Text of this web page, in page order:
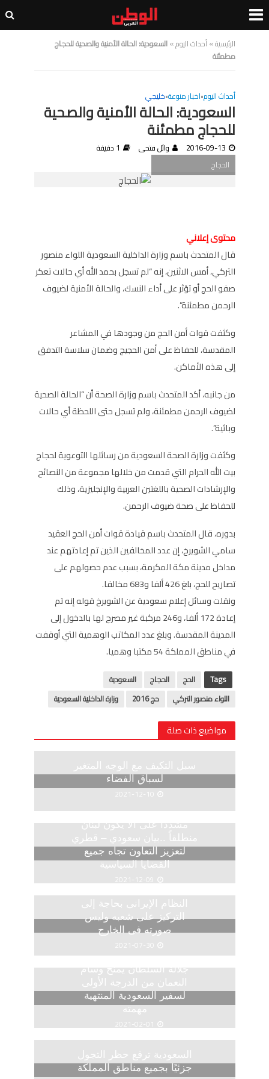
الرئيسية»أحداث اليوم»السعودية: الحالة الأمنية والصحية للحجاج
مطمئنة
أحداث اليوم•اخبار منوعة•خليجي
السعودية: الحالة الأمنية والصحية
للحجاج مطمئنة
2016-09-13 وائل فتحى
1 دقيقة
الحجاج
محتوى إعلاني
قال المتحدث باسم وزارة الداخلية السعودية اللواء منصور
التركي، أمس الاثنين، إنه “لم تسجل بحمد الله أي حالات تعكر
صفو الحج أو تؤثر على أداء النسك، والحالة الأمنية لضيوف
الرحمن مطمئنة”.
وكثفت قوات أمن الحج من وجودها في المشاعر
المقدسة، للحفاظ على أمن الحجيج وضمان سلاسة التدفق
إلى هذه الأماكن.
من جانبه، أكد المتحدث باسم وزارة الصحة أن “الحالة الصحية
لضيوف الرحمن مطمئنة، ولم تسجل حتى اللحظة أي حالات
وبائية”.
وكثفت وزارة الصحة السعودية من رسائلها التوعوية لحجاج
بيت الله الحرام التي قدمت من خلالها مجموعة من النصائح
والإرشادات الصحية باللغتين العربية والإنجليزية، وذلك
للحفاظ على صحة ضيوف الرحمن.
بدوره، قال ‏المتحدث باسم قيادة قوات أمن الحج العقيد
سامي الشويرخ، إن عدد المخالفين الذين تم إعادتهم عند
مداخل مدينة مكة المكرمة، بسبب عدم حصولهم على
تصاريح للحج، بلغ 426 ألفا و683 مخالفا.
ونقلت وسائل إعلام سعودية عن الشويرخ قوله إنه تم
إعادة 172 ألفا، و246 مركبة غير مصرح لها بالدخول إلى
المدينة المقدسة. وبلغ عدد المكاتب الوهمية التي أوقفت
في مناطق المملكة 54 مكتبا وهميا.
Tags الحج الحجاج
السعودية
اللواء منصور التركي
حج 2016 وزارة الداخلية السعودية
مواضيع ذات صلة
سبل التكيف مع الوجه المتغير
لسباق الفضاء
2021-12-10
مشددا على ألا يكون لبنان
منطلقاً ..بيان سعودي – قطري
لتعزيز التعاون تجاه جميع
القضايا السياسية
2021-12-09
النظام الإيرانى بحاجة إلى
التركيز على شعبه وليس
صورته فى الخارج
2021-07-30
جلالة السلطان يمنح وسام
النعمان من الدرجة الأولى
لسفير السعودية المنتهية
مهمته
2021-02-01
السعودية ترفع حظر التجول
جزئيًا بجميع مناطق المملكة